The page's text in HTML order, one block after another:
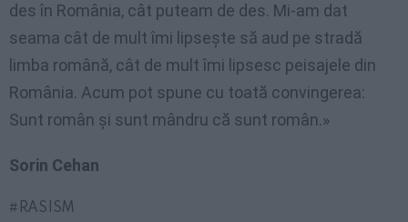
des în România, cât puteam de des. Mi-am dat
seama cât de mult îmi lipsește să aud pe stradă
limba română, cât de mult îmi lipsesc peisajele din
România. Acum pot spune cu toată convingerea:
Sunt român și sunt mândru că sunt român.»
Sorin Cehan
RASISM